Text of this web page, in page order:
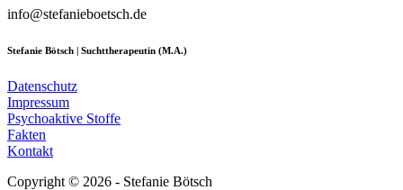
info@stefanieboetsch.de
Stefanie Bötsch | Suchttherapeutin (M.A.)
Datenschutz
Impressum
Psychoaktive Stoffe
Fakten
Kontakt
Copyright © 2026 - Stefanie Bötsch